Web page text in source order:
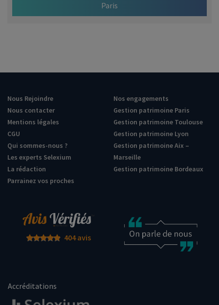
Paris
Nous Rejoindre
Nous contacter
Mentions légales
CGU
Qui sommes-nous ?
Les experts Selexium
La rédaction
Parrainez vos proches
Nos engagements
Gestion patrimoine Paris
Gestion patrimoine Toulouse
Gestion patrimoine Lyon
Gestion patrimoine Aix –
Marseille
Gestion patrimoine Bordeaux
404 avis
Accréditations